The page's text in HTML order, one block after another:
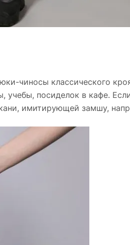
чиносы классического
посиделок в кафе.
имитирующей замшу,